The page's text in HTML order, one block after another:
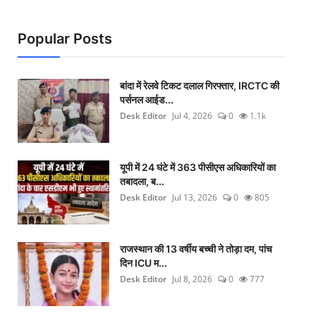
Popular Posts
बांदा में रेलवे टिकट दलाल गिरफ्तार, IRCTC की
पर्सनल आईड...
Desk Editor Jul 4, 2026 0 1.1k
यूपी में 24 घंटे में 363 पीसीएस अधिकारियों का
तबादला, ब...
Desk Editor Jul 13, 2026 0 805
राजस्थान की 13 वर्षीय बच्ची ने तोड़ा दम, पांच
दिन ICU म...
Desk Editor Jul 8, 2026 0 777